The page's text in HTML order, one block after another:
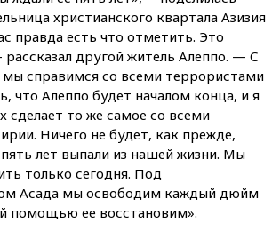
христианского квартала Азизия
правда есть что отметить. Это
другой житель Алеппо. — С
справимся со всеми террористами
что Алеппо будет началом конца, и я
сделает то же самое со всеми
Ничего не будет, как прежде,
лет выпали из нашей жизни. Мы
только сегодня. Под
Асада мы освободим каждый дюйм
помощью ее восстановим».